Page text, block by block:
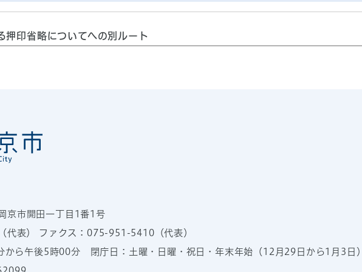
押印省略についてへの別ルート
京市開田一丁目1番1号
（代表） ファクス：075-951-5410（代表）
から午後5時00分 閉庁日：土曜・日曜・祝日・年末年始（12月29日から1月3日）